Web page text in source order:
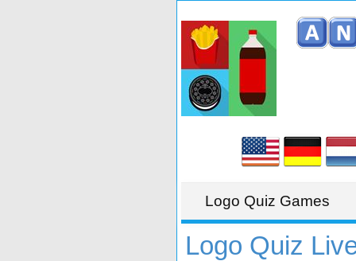
Logo Quiz Games
Logo Quiz